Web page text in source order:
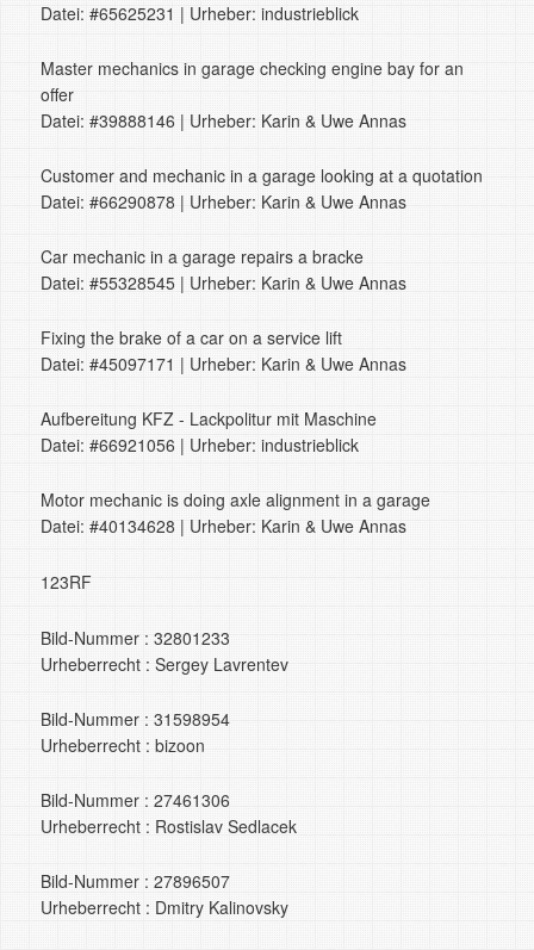
Datei: #65625231 | Urheber: industrieblick
Master mechanics in garage checking engine bay for an
offer
Datei: #39888146 | Urheber: Karin & Uwe Annas
Customer and mechanic in a garage looking at a quotation
Datei: #66290878 | Urheber: Karin & Uwe Annas
Car mechanic in a garage repairs a bracke
Datei: #55328545 | Urheber: Karin & Uwe Annas
Fixing the brake of a car on a service lift
Datei: #45097171 | Urheber: Karin & Uwe Annas
Aufbereitung KFZ - Lackpolitur mit Maschine
Datei: #66921056 | Urheber: industrieblick
Motor mechanic is doing axle alignment in a garage
Datei: #40134628 | Urheber: Karin & Uwe Annas
123RF
Bild-Nummer : 32801233
Urheberrecht : Sergey Lavrentev
Bild-Nummer : 31598954
Urheberrecht : bizoon
Bild-Nummer : 27461306
Urheberrecht : Rostislav Sedlacek
Bild-Nummer : 27896507
Urheberrecht : Dmitry Kalinovsky